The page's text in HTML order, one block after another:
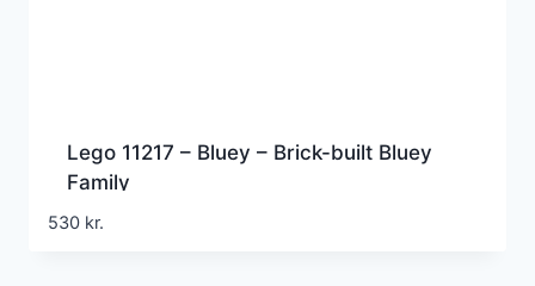
Lego 11217 – Bluey – Brick-built Bluey
Family
530 kr.